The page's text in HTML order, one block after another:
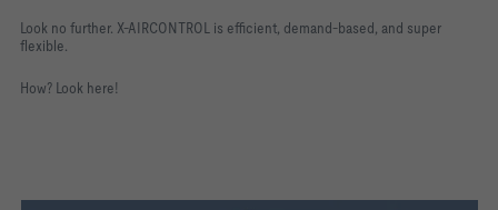
Look no further. X-AIRCONTROL is efficient, demand-based, and super
flexible.
How? Look here!